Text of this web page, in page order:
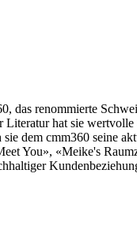
das renommierte
hat sie
dem cmm360 seine
You», «Meike's